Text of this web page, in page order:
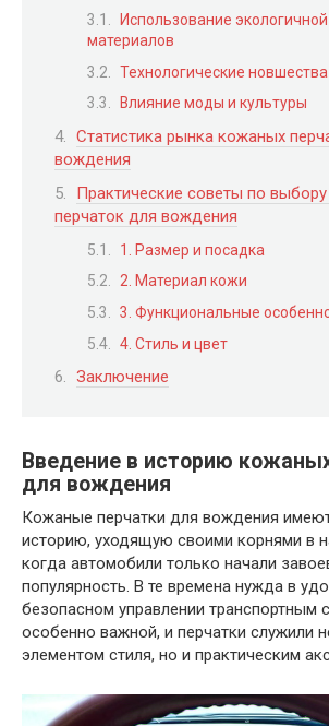
Использование
материалов
Технологические новшества
Влияние моды и культуры
Статистика рынка кожаных
вождения
Практические советы по
перчаток для вождения
1. Размер и посадка
2. Материал кожи
3. Функциональные
4. Стиль и цвет
Заключение
Введение в историю
для вождения
Кожаные перчатки для вождения
историю, уходящую своими корнями в
когда автомобили только начали
популярность. В те времена нужда в
безопасном управлении транспортным
особенно важной, и перчатки служили
элементом стиля, но и практическим